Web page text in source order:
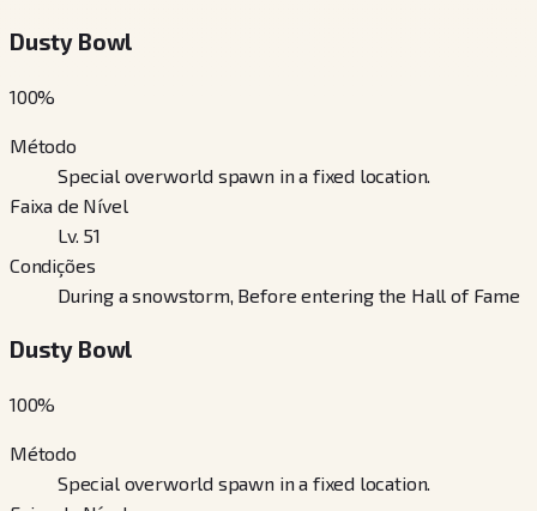
Dusty Bowl
100%
Método
Special overworld spawn in a fixed location.
Faixa de Nível
Lv. 51
Condições
During a snowstorm, Before entering the Hall of Fame
Dusty Bowl
100%
Método
Special overworld spawn in a fixed location.